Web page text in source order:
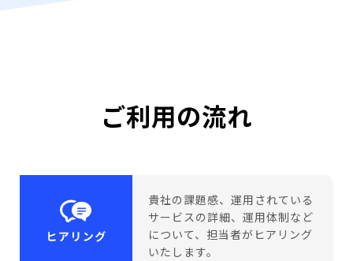
ご利用の流れ
貴社の課題感、運用されている
サービスの詳細、運用体制など
について、担当者がヒアリング
いたします。